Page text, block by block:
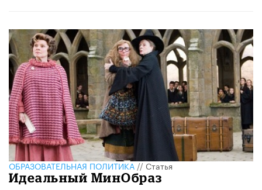
ОБРАЗОВАТЕЛЬНАЯ ПОЛИТИКА//Статья
Идеальный МинОбраз